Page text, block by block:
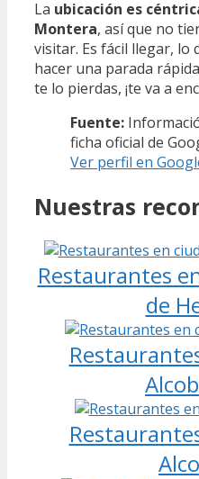
La ubicación es
Montera, así que no
visitar. Es fácil llegar, lo
hacer una parada
te lo pierdas, ¡te va a
Fuente:
ficha oficial de
Ver perfil en
Nuestras
Restaurantes
de